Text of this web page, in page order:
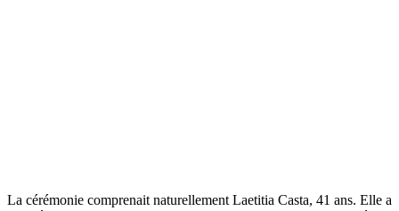
La cérémonie comprenait naturellement Laetitia Casta, 41 ans. Elle a